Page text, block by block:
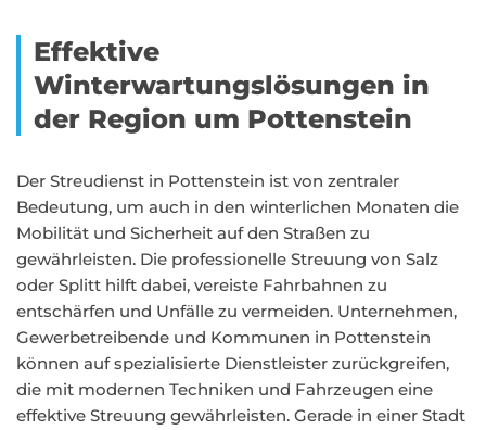
Effektive
Winterwartungslösungen in
der Region um Pottenstein
Der Streudienst in Pottenstein ist von zentraler
Bedeutung, um auch in den winterlichen Monaten die
Mobilität und Sicherheit auf den Straßen zu
gewährleisten. Die professionelle Streuung von Salz
oder Splitt hilft dabei, vereiste Fahrbahnen zu
entschärfen und Unfälle zu vermeiden. Unternehmen,
Gewerbetreibende und Kommunen in Pottenstein
können auf spezialisierte Dienstleister zurückgreifen,
die mit modernen Techniken und Fahrzeugen eine
effektive Streuung gewährleisten. Gerade in einer Stadt